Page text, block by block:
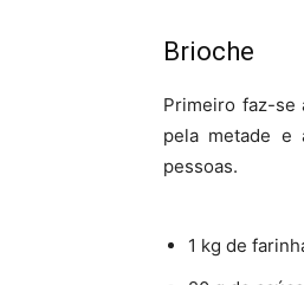
Brioche
Primeiro faz-se
pela metade e
pessoas.
1 kg de